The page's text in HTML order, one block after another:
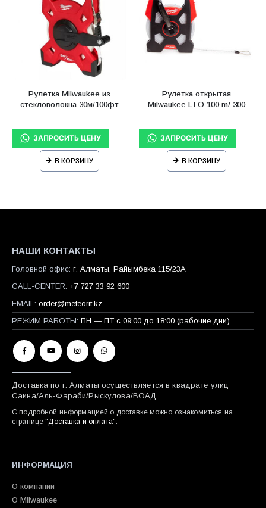
Рулетка Milwaukee из
стекловолокна 30м/100фт
В КОРЗИНУ
Рулетка открытая
Milwaukee LTO 100 m/ 300
В КОРЗИНУ
НАШИ КОНТАКТЫ
Головной офис: г. Алматы, Райымбека 115/23A
CALL-CENTER: +7 727 33 92 600
EMAIL: order@meteorit.kz
РЕЖИМ РАБОТЫ: ПН — ПТ с 09:00 до 18:00 (рабочие дни)
Доставка по г. Алматы осуществляется в квадрате улиц
Саина/Аль-Фараби/Рыскулова/ВОАД.
С подробной информацией о доставке можно ознакомиться на
странице " Доставка и оплата".
ИНФОРМАЦИЯ
О компании
О Milwaukee